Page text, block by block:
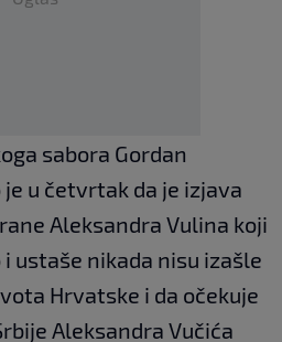
sabora Gordan
u četvrtak da je izjava
Aleksandra Vulina koji
ustaše nikada nisu izašle
Hrvatske i da očekuje
Aleksandra Vučića